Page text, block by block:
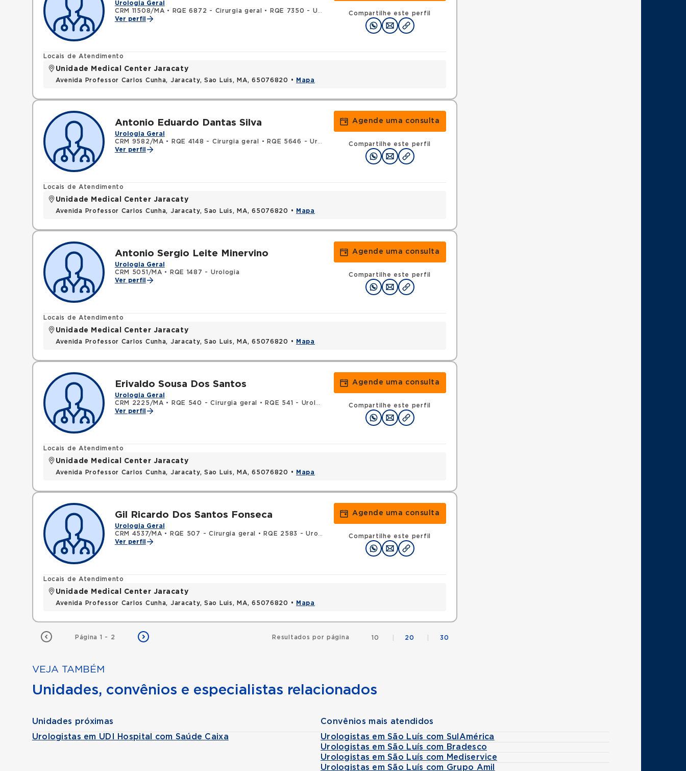
Urologia Geral
CRM 11508/MA • RQE 6872 - Cirurgia geral •
RQE 7350 - Urologia
Ver perfil
Compartilhe este perfil
Locais de Atendimento
Unidade Medical Center Jaracaty
Avenida Professor Carlos Cunha, Jaracaty, Sao Luis, MA, 65076820 • Mapa
Antonio Eduardo Dantas Silva
Urologia Geral
CRM 9582/MA • RQE 4148 - Cirurgia geral •
RQE 5646 - Urologia
Ver perfil
Agende uma consulta
Compartilhe este perfil
Locais de Atendimento
Unidade Medical Center Jaracaty
Avenida Professor Carlos Cunha, Jaracaty, Sao Luis, MA, 65076820 • Mapa
Antonio Sergio Leite Minervino
Urologia Geral
CRM 5051/MA •
RQE 1487 - Urologia
Ver perfil
Agende uma consulta
Compartilhe este perfil
Locais de Atendimento
Unidade Medical Center Jaracaty
Avenida Professor Carlos Cunha, Jaracaty, Sao Luis, MA, 65076820 • Mapa
Erivaldo Sousa Dos Santos
Urologia Geral
CRM 2225/MA • RQE 540 - Cirurgia geral •
RQE 541 - Urologia
Ver perfil
Agende uma consulta
Compartilhe este perfil
Locais de Atendimento
Unidade Medical Center Jaracaty
Avenida Professor Carlos Cunha, Jaracaty, Sao Luis, MA, 65076820 • Mapa
Gil Ricardo Dos Santos Fonseca
Urologia Geral
CRM 4537/MA • RQE 507 - Cirurgia geral •
RQE 2583 - Urologia
Ver perfil
Agende uma consulta
Compartilhe este perfil
Locais de Atendimento
Unidade Medical Center Jaracaty
Avenida Professor Carlos Cunha, Jaracaty, Sao Luis, MA, 65076820 • Mapa
Página 1 - 2 Resultados por página 10 20 30
VEJA TAMBÉM
Unidades, convênios e especialistas relacionados
Unidades próximas
Urologistas em UDI Hospital com Saúde Caixa
Convênios mais atendidos
Urologistas em São Luís com SulAmérica
Urologistas em São Luís com Bradesco
Urologistas em São Luís com Mediservice
Urologistas em São Luís com Grupo Amil